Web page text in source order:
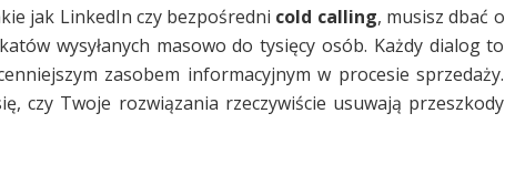
jak LinkedIn czy bezpośredni cold calling, musisz dbać o
wysyłanych masowo do tysięcy osób. Każdy dialog to
zasobem informacyjnym w procesie sprzedaży.
czy Twoje rozwiązania rzeczywiście usuwają przeszkody